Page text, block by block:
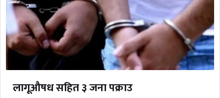
लागूऔषध सहित ३ जना पक्राउ